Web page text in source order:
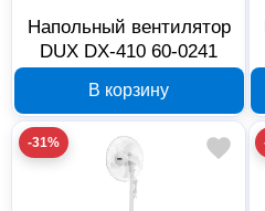
Напольный вентилятор
DUX DX-410 60-0241
В корзину
-31%